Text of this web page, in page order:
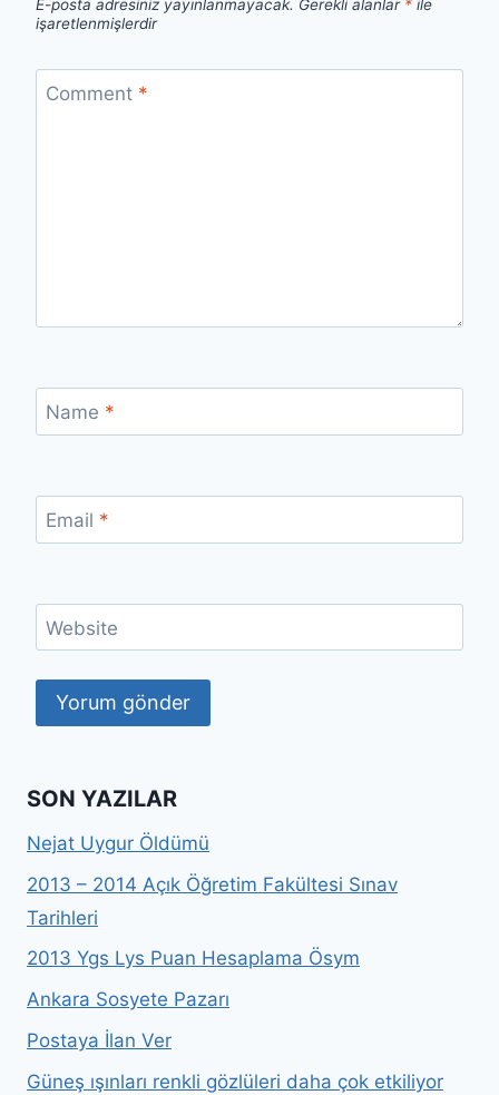
E-posta adresiniz yayınlanmayacak. Gerekli alanlar * ile
işaretlenmişlerdir
Comment *
Name *
Email *
Website
SON YAZILAR
Nejat Uygur Öldümü
2013 – 2014 Açık Öğretim Fakültesi Sınav
Tarihleri
2013 Ygs Lys Puan Hesaplama Ösym
Ankara Sosyete Pazarı
Postaya İlan Ver
Güneş ışınları renkli gözlüleri daha çok etkiliyor